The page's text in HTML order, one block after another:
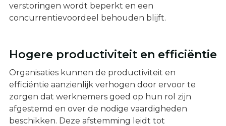
verstoringen wordt beperkt en een
concurrentievoordeel behouden blijft.
Hogere productiviteit en efficiëntie
Organisaties kunnen de productiviteit en
efficiëntie aanzienlijk verhogen door ervoor te
zorgen dat werknemers goed op hun rol zijn
afgestemd en over de nodige vaardigheden
beschikken. Deze afstemming leidt tot